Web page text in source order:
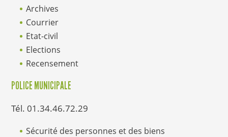
Archives
Courrier
Etat-civil
Elections
Recensement
POLICE MUNICIPALE
Tél. 01.34.46.72.29
Sécurité des personnes et des biens